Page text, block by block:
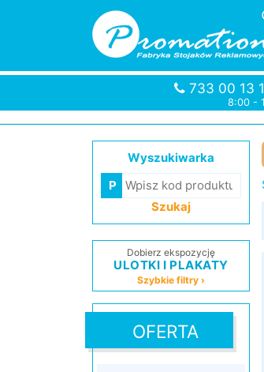
733 00 13
8:00 -
Wyszukiwarka
Szukaj
Dobierz ekspozycję
ULOTKI I PLAKATY
Szybkie filtry ›
OFERTA